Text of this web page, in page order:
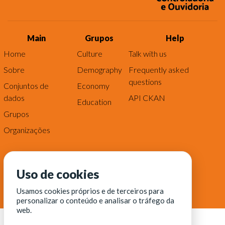
Main
Home
Sobre
Conjuntos de
dados
Grupos
Organizações
Grupos
Culture
Demography
Economy
Education
Help
Talk with us
Frequently asked
questions
API CKAN
Uso de cookies
Usamos cookies próprios e de terceiros para
personalizar o conteúdo e analisar o tráfego da
web.